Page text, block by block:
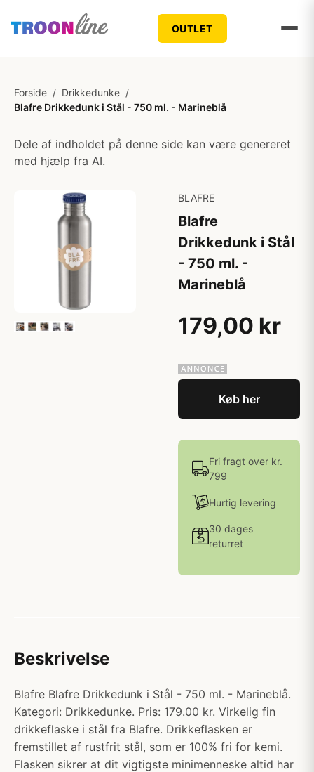
OUTLET
Forside / Drikkedunke /
Blafre Drikkedunk i Stål - 750 ml. - Marineblå
Dele af indholdet på denne side kan være genereret
med hjælp fra AI.
BLAFRE
Blafre
Drikkedunk i Stål
- 750 ml. -
Marineblå
179,00 kr
Køb her
Fri fragt over kr.
799
Hurtig levering
30 dages
returret
Beskrivelse
Blafre Blafre Drikkedunk i Stål - 750 ml. - Marineblå.
Kategori: Drikkedunke. Pris: 179.00 kr. Virkelig fin
drikkeflaske i stål fra Blafre. Drikkeflasken er
fremstillet af rustfrit stål, som er 100% fri for kemi.
Flasken sikrer at dit vigtigste minimenneske altid har